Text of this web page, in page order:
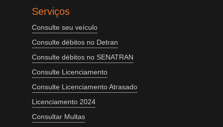
Serviços
Consulte seu veículo
Consulte débitos no Detran
Consulte débitos no SENATRAN
Consulte Licenciamento
Consulte Licenciamento Atrasado
Licenciamento 2024
Consultar Multas